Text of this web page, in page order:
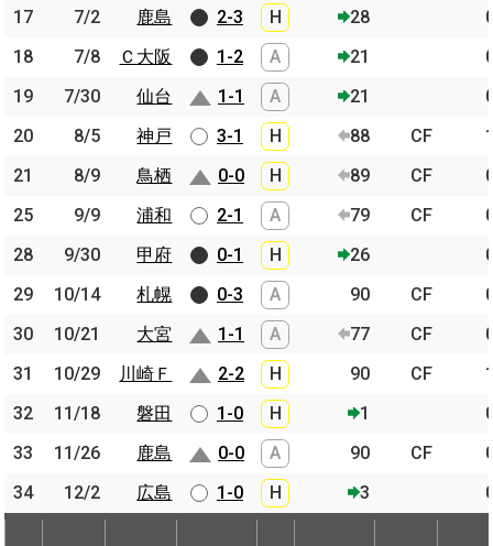
17
7/2 鹿島 2-3 H 28
18
7/8 Ｃ大阪 1-2 A 21
19
7/30 仙台 1-1 A 21
20
8/5 神戸 3-1 H 88 CF
21
8/9 鳥栖 0-0 H 89 CF
25
9/9 浦和 2-1 A 79 CF
28
9/30 甲府 0-1 H 26
29
10/14 札幌 0-3 A 90 CF
30
10/21 大宮 1-1 A 77 CF
31
10/29 川崎Ｆ 2-2 H 90 CF
32
11/18 磐田 1-0 H 1
33
11/26 鹿島 0-0 A 90 CF
34
12/2 広島 1-0 H 3
17
7/2
鹿島
18
7/8
Ｃ大阪
19
7/30
仙台
20
8/5
神戸
21
8/9
鳥栖
25
9/9
浦和
28
9/30
甲府
29
10/14
札幌
30
10/21
大宮
31
10/29
川崎Ｆ
32
11/18
磐田
33
11/26
鹿島
34
12/2 広島